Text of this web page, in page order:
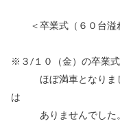
＜卒業式（６０台溢
※３/１０（金）の卒業
ほぼ満車となりまし
は
ありませんでした。